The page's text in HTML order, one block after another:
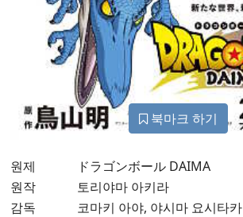
북마크 하기
원제
ドラゴンボール DAIMA
원작
토리야마 아키라
감독
코마키 아야, 야시마 요시타카